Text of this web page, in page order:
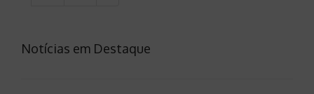
Notícias em Destaque